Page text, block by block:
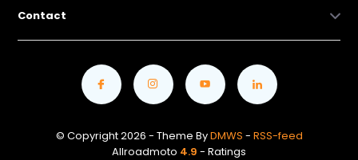
Contact
© Copyright 2026 - Theme ByDMWS - RSS-feed
Allroadmoto 4.9 - Ratings